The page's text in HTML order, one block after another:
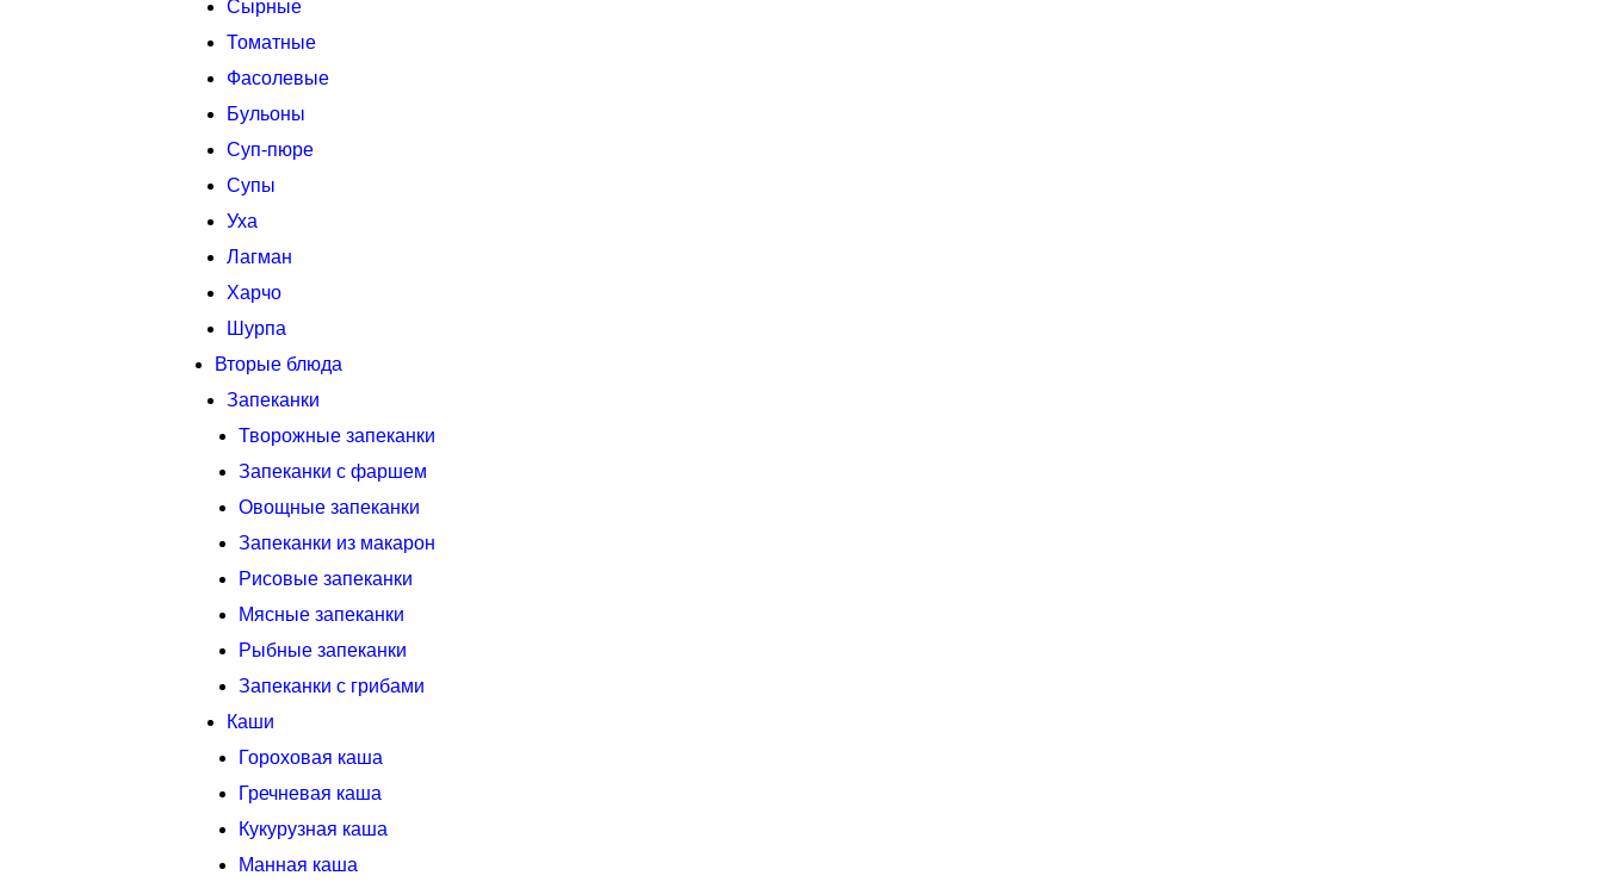
Сырные
Томатные
Фасолевые
Бульоны
Суп-пюре
Супы
Уха
Лагман
Харчо
Шурпа
Вторые блюда
Запеканки
Творожные запеканки
Запеканки с фаршем
Овощные запеканки
Запеканки из макарон
Рисовые запеканки
Мясные запеканки
Рыбные запеканки
Запеканки с грибами
Каши
Гороховая каша
Гречневая каша
Кукурузная каша
Манная каша